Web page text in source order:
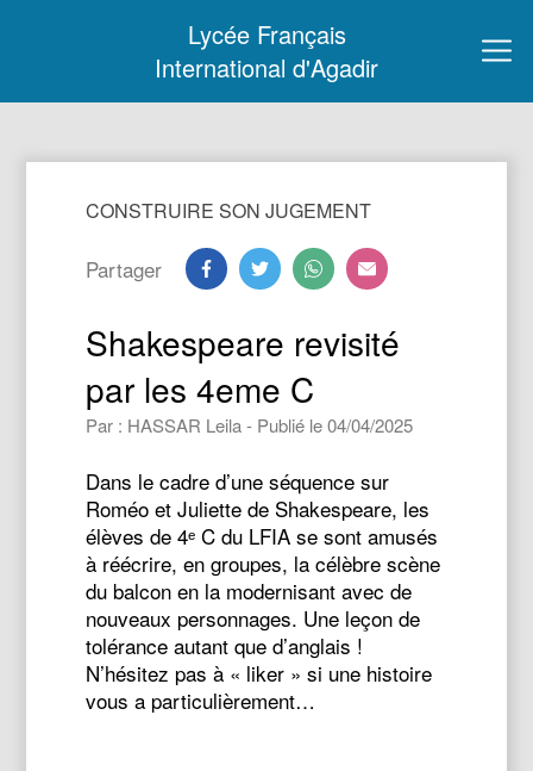
Lycée Français
International d'Agadir
CONSTRUIRE SON JUGEMENT
Partager
Shakespeare revisité
par les 4eme C
Par : HASSAR Leila - Publié le 04/04/2025
Dans le cadre d’une séquence sur
Roméo et Juliette de Shakespeare, les
élèves de 4ᵉ C du LFIA se sont amusés
à réécrire, en groupes, la célèbre scène
du balcon en la modernisant avec de
nouveaux personnages. Une leçon de
tolérance autant que d’anglais !
N’hésitez pas à « liker » si une histoire
vous a particulièrement…